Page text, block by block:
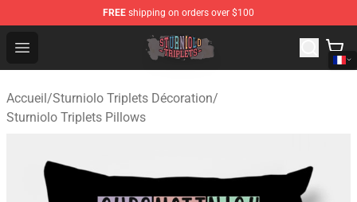
FREE shipping on orders over $100
Open menu
Sturniolo Triplets Shop - Official Sturniolo Triplets
Accueil/Sturniolo Triplets Décoration/
Sturniolo Triplets Pillows